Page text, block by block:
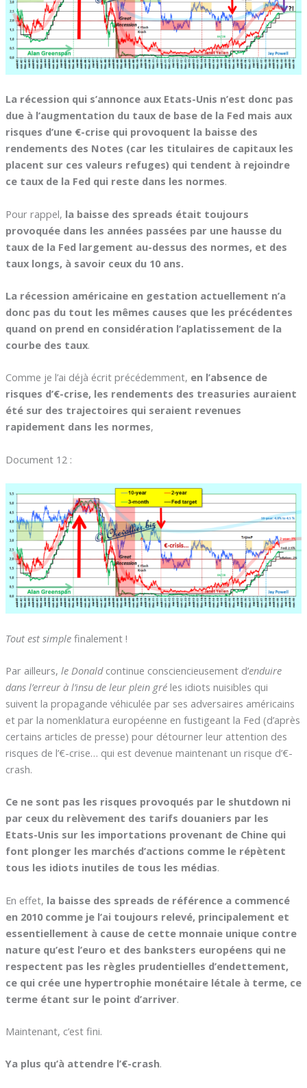
La récession qui s’annonce aux Etats-Unis n’est donc pas
due à l’augmentation du taux de base de la Fed mais aux
risques d’une €-crise qui provoquent la baisse des
rendements des Notes (car les titulaires de capitaux les
placent sur ces valeurs refuges) qui tendent à rejoindre
ce taux de la Fed qui reste dans les normes.
Pour rappel, la baisse des spreads était toujours
provoquée dans les années passées par une hausse du
taux de la Fed largement au-dessus des normes, et des
taux longs, à savoir ceux du 10 ans.
La récession américaine en gestation actuellement n’a
donc pas du tout les mêmes causes que les précédentes
quand on prend en considération l’aplatissement de la
courbe des taux.
Comme je l’ai déjà écrit précédemment, en l’absence de
risques d’€-crise, les rendements des treasuries auraient
été sur des trajectoires qui seraient revenues
rapidement dans les normes,
Document 12 :
Tout est simplefinalement !
Par ailleurs, le Donaldcontinue consciencieusement d’enduire
dans l’erreur à l’insu de leur plein gréles idiots nuisibles qui
suivent la propagande véhiculée par ses adversaires américains
et par la nomenklatura européenne en fustigeant la Fed (d’après
certains articles de presse) pour détourner leur attention des
risques de l’€-crise… qui est devenue maintenant un risque d’€-
crash.
Ce ne sont pas les risques provoqués par le shutdown ni
par ceux du relèvement des tarifs douaniers par les
Etats-Unis sur les importations provenant de Chine qui
font plonger les marchés d’actions comme le répètent
tous les idiots inutiles de tous les médias.
En effet, la baisse des spreads de référence a commencé
en 2010 comme je l’ai toujours relevé, principalement et
essentiellement à cause de cette monnaie unique contre
nature qu’est l’euro et des banksters européens qui ne
respectent pas les règles prudentielles d’endettement,
ce qui crée une hypertrophie monétaire létale à terme, ce
terme étant sur le point d’arriver.
Maintenant, c’est fini.
Ya plus qu’à attendre l’€-crash.